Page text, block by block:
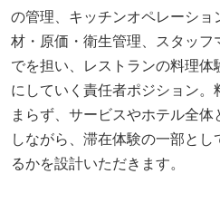
の管理、キッチンオペレーショ
材・原価・衛生管理、スタッフ
でを担い、レストランの料理体
にしていく責任者ポジション。
まらず、サービスやホテル全体
しながら、滞在体験の一部とし
るかを設計いただきます。